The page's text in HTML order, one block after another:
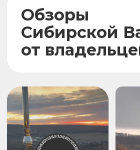
Сибирская сосна обладает
целебными свойствами и источает
приятный аромат.